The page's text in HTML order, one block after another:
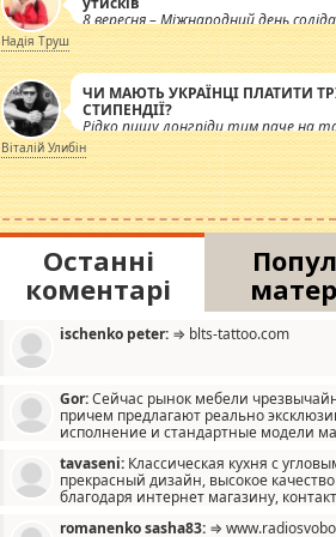
8 вересня – Міжнародний день
журналістів.
Надія Труш
ЧИ МАЮТЬ УКРАЇНЦІ ПЛАТИТИ
СТИПЕНДІЇ?
Рідко пишу лонгріди тим паче на
але вже просто дістало! Обурюють
інсенуації навколо
Штучно роздувається ще одна
катастрофа.
Віталій Улибін
Останні
коментарі
ischenko peter: ⇒ blts-tattoo.com
Gor:Сейчас рынок мебели
причем предлагают реально
исполнение и стандартные модели
дизайну, мало походит на стандартные
креативненько и что главное - со вкусом все
без ненужных наворотов удорожающих
tavaseni: Классическая кухня с
прекрасный дизайн, высокое
благодаря интернет магазину,
romanenko sasha83: ⇒